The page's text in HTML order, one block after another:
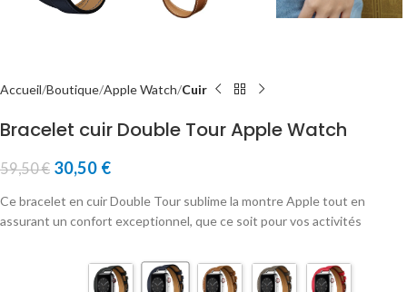
Accueil Boutique Apple Watch Cuir
Bracelet cuir Double Tour Apple Watch
59,50€ 30,50 €
Ce bracelet en cuir Double Tour sublime la montre Apple tout en
assurant un confort exceptionnel, que ce soit pour vos activités